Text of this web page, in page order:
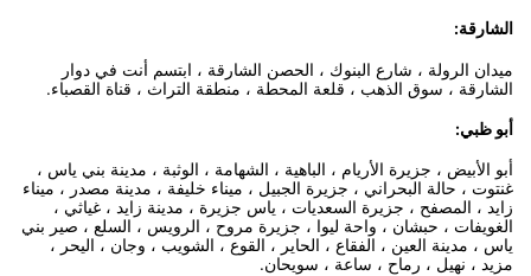
الشارقة:
ميدان الرولة ، شارع البنوك ، الحصن الشارقة ، ابتسم أنت في دوار
الشارقة ، سوق الذهب ، قلعة المحطة ، منطقة التراث ، قناة القصباء.
أبو ظبي:
أبو الأبيض ، جزيرة الأريام ، الباهية ، الشهامة ، الوثبة ، مدينة بني ياس ،
غنتوت ، حالة البحراني ، جزيرة الجبيل ، ميناء خليفة ، مدينة مصدر ، ميناء
زايد ، المصفح ، جزيرة السعديات ، ياس جزيرة ، مدينة زايد ، غياثي ،
الغويفات ، حبشان ، واحة ليوا ، جزيرة مروح ، الرويس ، السلع ، صير بني
ياس ، مدينة العين ، الفقاع ، الحاير ، القوع ، الشويب ، وجان ، اليحر ،
مزيد ، نهيل ، رماح ، ساعة ، سويحان.